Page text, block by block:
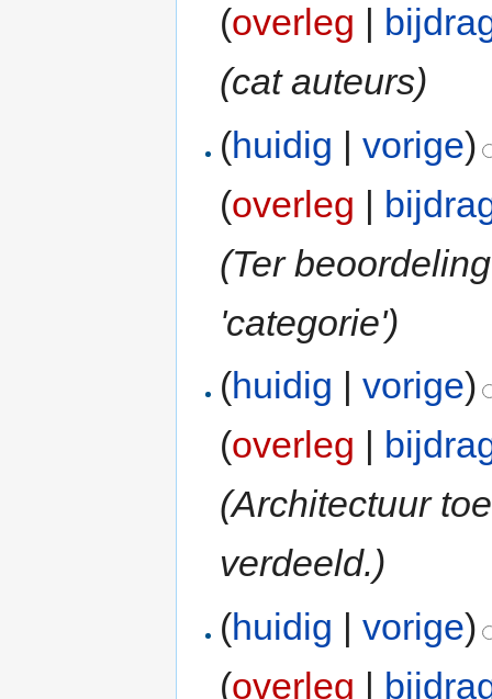
(overleg
(cat auteurs)
(huidig |vorige)
(overleg |
(Ter
'categorie')
(huidig |vorige)
(overleg |
(Architectuur
verdeeld.)
(huidig |vorige)
(overleg |